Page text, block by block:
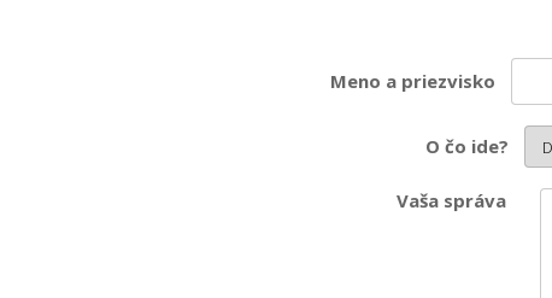
Meno a priezvisko
O čo ide?
Vaša správa